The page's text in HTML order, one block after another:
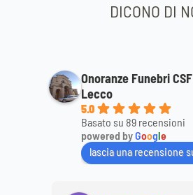
DICONO DI
Onoranze Funebri
Lecco
5.0
Basato su 89 recensioni
powered byGoogle
lascia una recensione